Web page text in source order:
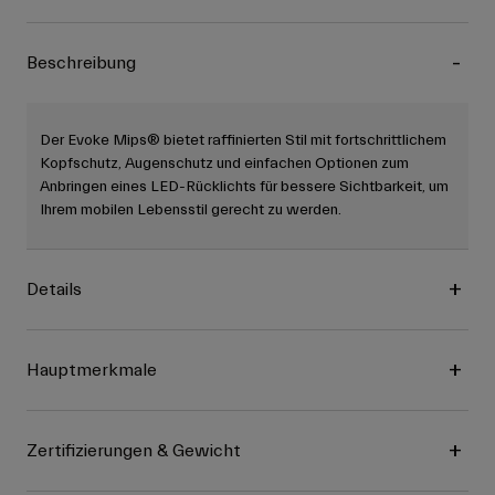
Beschreibung
Der Evoke Mips® bietet raffinierten Stil mit fortschrittlichem
Kopfschutz, Augenschutz und einfachen Optionen zum
Anbringen eines LED-Rücklichts für bessere Sichtbarkeit, um
Ihrem mobilen Lebensstil gerecht zu werden.
Details
Hauptmerkmale
Zertifizierungen & Gewicht